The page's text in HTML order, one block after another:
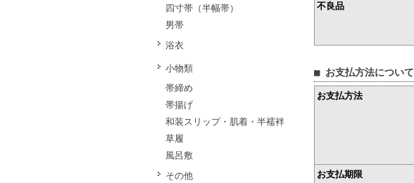
四寸帯（半幅帯）
男帯
浴衣
小物類
帯締め
帯揚げ
和装スリップ・肌着・半襦袢
草履
風呂敷
その他
不良品
■ お支払方法について
お支払方法
お支払期限